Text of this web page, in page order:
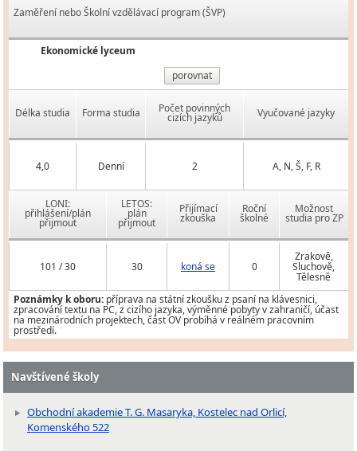
Zaměření nebo Školní vzdělávací program (ŠVP)
Ekonomické lyceum
porovnat
Délka studia Forma studia Počet povinných
cizích jazyků Vyučované jazyky
4,0 Denní 2 A, N, Š, F, R
LONI:
přihlášení/plán
přijmout
LETOS:
plán
přijmout
Přijímací
zkouška
Roční
školné
Možnost
studia pro ZP
101 / 30 30 koná se 0
Zrakově,
Sluchově,
Tělesně
Poznámky k oboru: příprava na státní zkoušku z psaní na klávesnici,
zpracování textu na PC, z cizího jazyka, výměnné pobyty v zahraničí, účast
na mezinárodních projektech, část OV probíhá v reálném pracovním
prostředí.
Navštívené školy
Obchodní akademie T. G. Masaryka, Kostelec nad Orlicí,
Komenského 522